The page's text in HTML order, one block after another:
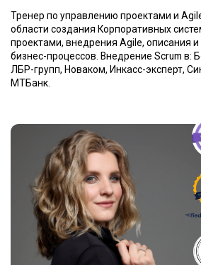
₽ $ € Рассрочка
Система корпоративных скидок
Отправьте сотрудников на обучение,
чем больше — тем выгоднее
Получить скидку